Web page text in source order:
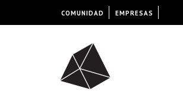
COMUNIDAD EMPRESAS